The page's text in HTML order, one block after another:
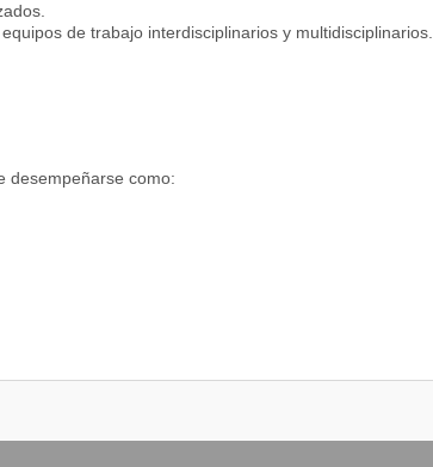
de trabajo interdisciplinarios y multidisciplinarios.
desempeñarse como: